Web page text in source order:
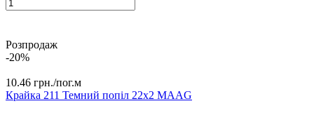
Розпродаж
-20%
10.46 грн./пог.м
Крайка 211 Темний попіл 22х2 MAAG